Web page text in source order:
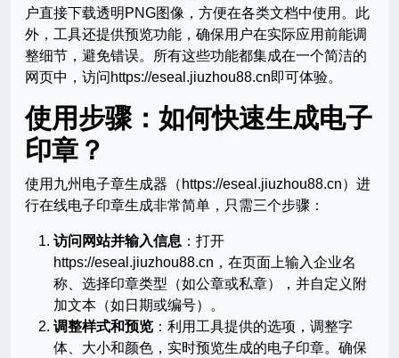
户直接下载透明PNG图像，方便在各类文档中使用。此
外，工具还提供预览功能，确保用户在实际应用前能调
整细节，避免错误。所有这些功能都集成在一个简洁的
网页中，访问https://eseal.jiuzhou88.cn即可体验。
使用步骤：如何快速生成电子
印章？
使用九州电子章生成器（https://eseal.jiuzhou88.cn）进
行在线电子印章生成非常简单，只需三个步骤：
访问网站并输入信息 ：打开
https://eseal.jiuzhou88.cn，在页面上输入企业名
称、选择印章类型（如公章或私章），并自定义附
加文本（如日期或编号）。
调整样式和预览 ：利用工具提供的选项，调整字
体、大小和颜色，实时预览生成的电子印章。确保